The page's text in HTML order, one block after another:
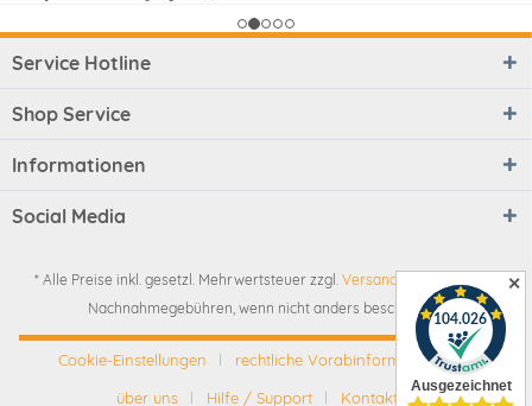
✕
Service Hotline
Shop Service
Informationen
Social Media
* Alle Preise inkl. gesetzl. Mehrwertsteuer zzgl. Versandkosten
Nachnahmegebühren, wenn nicht anders beschrieben
Cookie-Einstellungen
rechtliche Vorabinformationen
über uns
Hilfe / Support Kontakt